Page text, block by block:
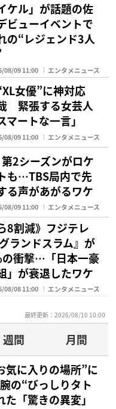
ケル」が話題の佐
ューイベントで
の“レジェンド3人
08/09 11:00 エンタメニュース
女優”に神対応
緊張する女芸人
マートな一言」
08/09 11:00 エンタメニュース
第2シーズンがロケ
も…TBS局内で先
る声があがるワケ
08/09 11:00 エンタメニュース
8割減》フジテレ
ランドスラム』が
衝撃…「日本一豪
」が衰退したワケ
08/08 11:00 エンタメニュース
最終更新：2026/08/10 10:00
週間
月間
に入りの場所”に
の“びっしりタト
た「驚きの異変」